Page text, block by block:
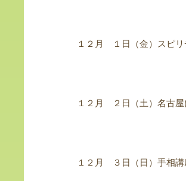
１２月 １日（金）スピリ
１２月 ２日（土）名古屋
１２月 ３日（日）手相講